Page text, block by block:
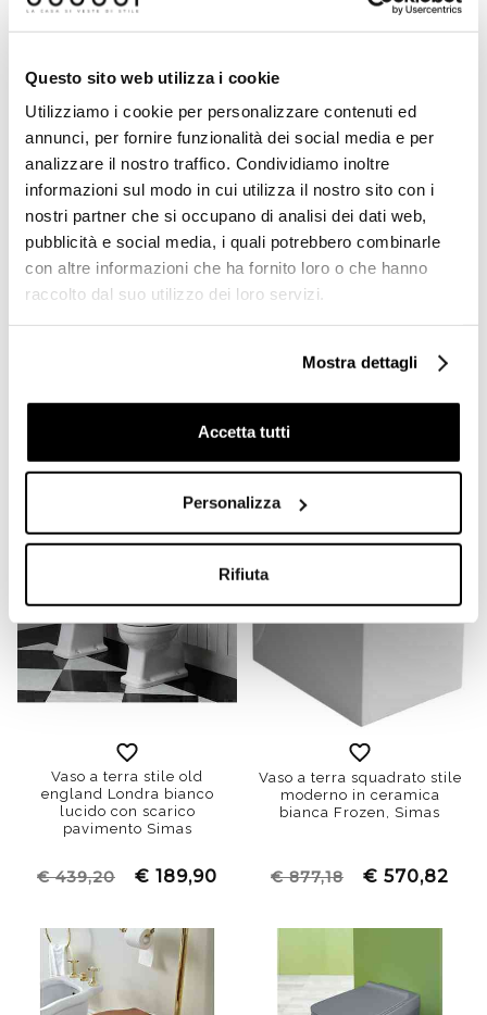
Questo sito web utilizza i cookie
Utilizziamo i cookie per personalizzare contenuti ed
annunci, per fornire funzionalità dei social media e per
analizzare il nostro traffico. Condividiamo inoltre
informazioni sul modo in cui utilizza il nostro sito con i
nostri partner che si occupano di analisi dei dati web,
pubblicità e social media, i quali potrebbero combinarle
con altre informazioni che ha fornito loro o che hanno
raccolto dal suo utilizzo dei loro servizi.
Mostra dettagli
Accetta tutti
Personalizza
Rifiuta
Prodotti simili
-59%
€ 575,84 € 235,00
-59%
Vaso Sospeso in Ceramica
Simas Londra Bianco
€ 483,12 € 196,90
Vaso a terra stile old
england Londra bianco
lucido con scarico
pavimento Simas
€ 439,20 € 189,90
Vaso a terra squadrato stile
moderno in ceramica
bianca Frozen, Simas
€ 877,18 € 570,82